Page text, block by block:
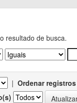
resultado de busca.
| Ordenar